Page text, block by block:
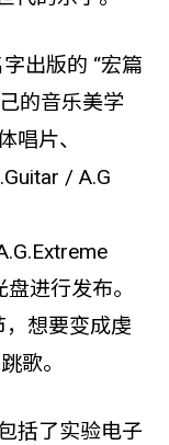
出版的 “宏篇
的音乐美学
唱片、
/ A.G
进行发布。
，想要变成虔
歌。
括了实验电子